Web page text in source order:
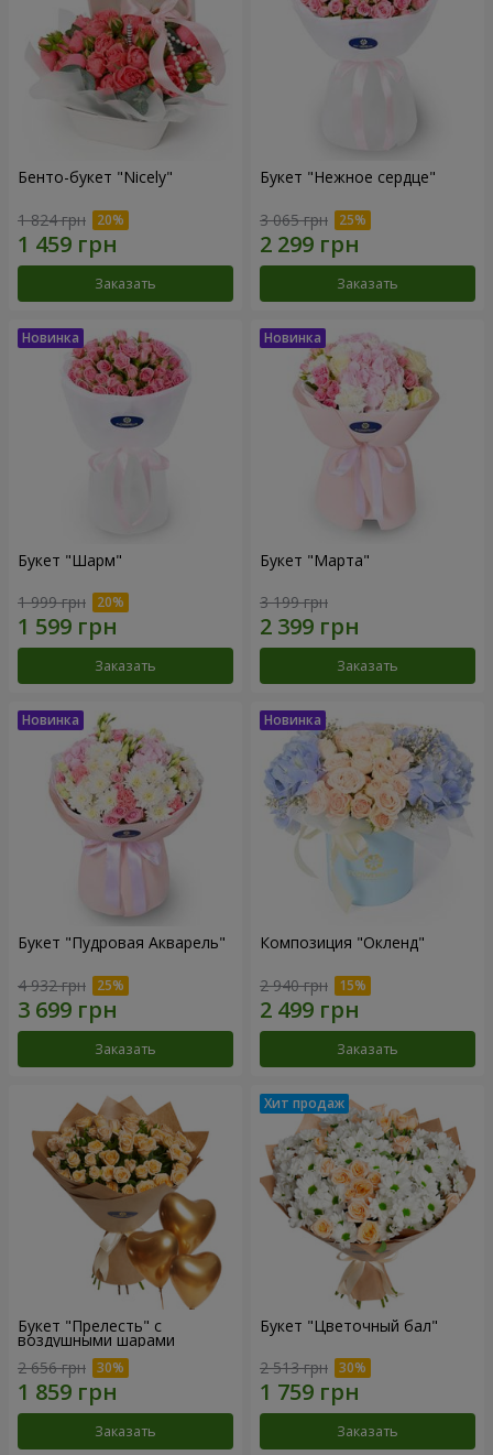
Бенто-букет "Nicely"
1 824 грн
Заказать
Букет "Нежное сердце"
3 065 грн
Заказать
Букет "Шарм"
1 999 грн
Заказать
Букет "Марта"
3 199 грн
Заказать
Букет "Пудровая Акварель"
4 932 грн
Заказать
Композиция "Окленд"
2 940 грн
Заказать
Букет "Прелесть" с
воздушными шарами
2 656 грн
Заказать
Букет "Цветочный бал"
2 513 грн
Заказать